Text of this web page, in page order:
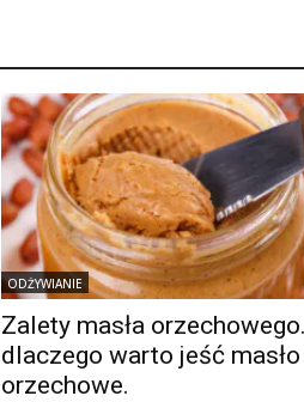
ODŻYWIANIE
Zalety masła
dlaczego warto jeść masło
orzechowe.